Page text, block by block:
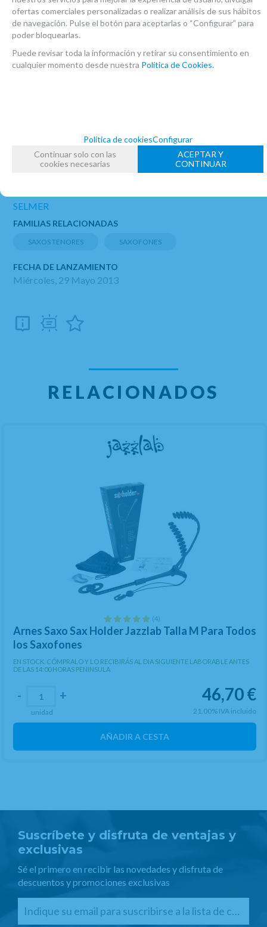
Signature exclusivo y accesorios de
mantenimiento. Una opción de alto nivel
para quienes desean un saxofón tenor
Selmer profesional con acabado negro
SELMER
FAMILIAS RELACIONADAS
SAXOS TENORES SAXOFONES
FECHA DE LANZAMIENTO
Miércoles, 29 Mayo 2013
RELACIONADOS
(4)
Arnes Saxo Sax Holder Jazzlab Talla M Para Todos
los Saxofones
EN STOCK. CÓMPRALO Y LO RECIBIRÁS AL DIA SIGUIENTE LABORABLE ANTES
DE LAS 14:00 HORAS PENINSULA
46,70€
21.00% IVA incluido
- +
unidad
AÑADIR A CESTA
Suscríbete y disfruta de ventajas y
exclusivas
Sé el primero en recibir las novedades y disfruta de
descuentos y promociones exclusivas
ofertas comerciales personalizadas o realizar análisis de sus hábitos
de navegación. Pulse el botón para aceptarlas o “Configurar” para
poder bloquearlas.
Puede revisar toda la información y retirar su consentimiento en
cualquier momento desde nuestra Política de Cookies.
Política de cookiesConfigurar
Continuar solo con las
cookies necesarias
ACEPTAR Y
CONTINUAR